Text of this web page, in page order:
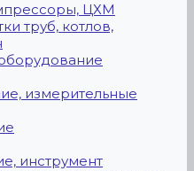
ЦХМ
труб, котлов,
измерительные
инструмент